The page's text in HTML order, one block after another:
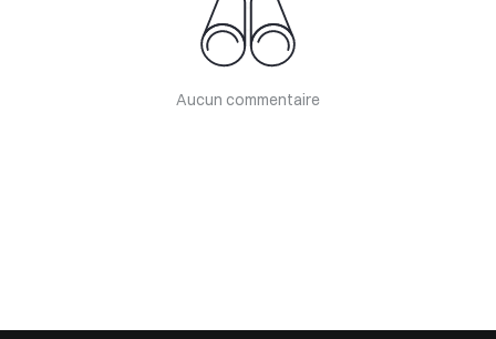
Aucun commentaire